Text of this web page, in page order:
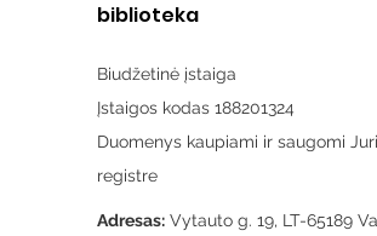
biblioteka
Biudžetinė įstaiga
Įstaigos kodas 188201324
Duomenys kaupiami ir saugomi
registre
Adresas: Vytauto g. 19, LT-65189